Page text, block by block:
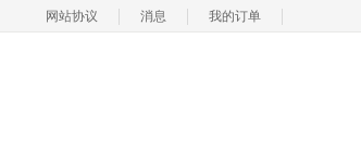
网站协议 消息 我的订单